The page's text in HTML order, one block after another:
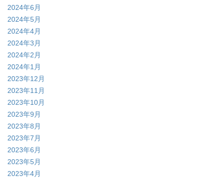
2024年6月
2024年5月
2024年4月
2024年3月
2024年2月
2024年1月
2023年12月
2023年11月
2023年10月
2023年9月
2023年8月
2023年7月
2023年6月
2023年5月
2023年4月